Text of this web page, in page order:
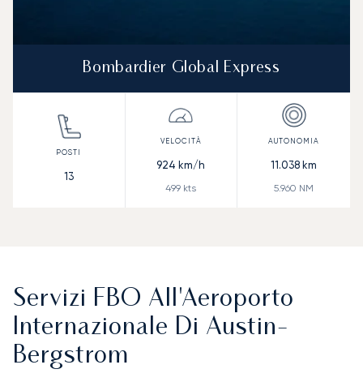
Bombardier Global Express
13
924 km/h
499 kts
11.038 km
5.960 NM
Servizi FBO All'Aeroporto
Internazionale Di Austin-
Bergstrom